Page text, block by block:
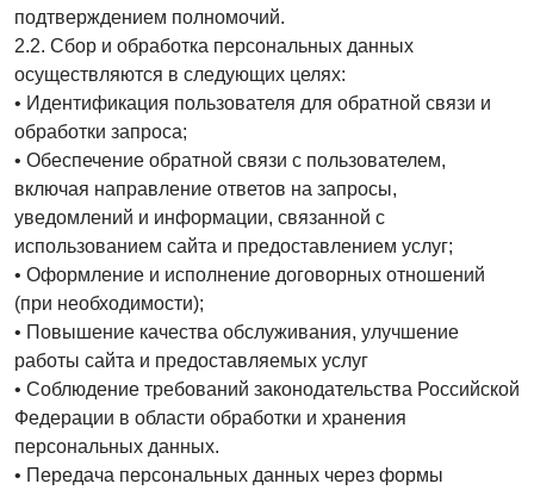
подтверждением полномочий.
2.2. Сбор и обработка персональных данных
осуществляются в следующих целях:
• Идентификация пользователя для обратной связи и
обработки запроса;
• Обеспечение обратной связи с пользователем,
включая направление ответов на запросы,
уведомлений и информации, связанной с
использованием сайта и предоставлением услуг;
• Оформление и исполнение договорных отношений
(при необходимости);
• Повышение качества обслуживания, улучшение
работы сайта и предоставляемых услуг
• Соблюдение требований законодательства Российской
Федерации в области обработки и хранения
персональных данных.
• Передача персональных данных через формы